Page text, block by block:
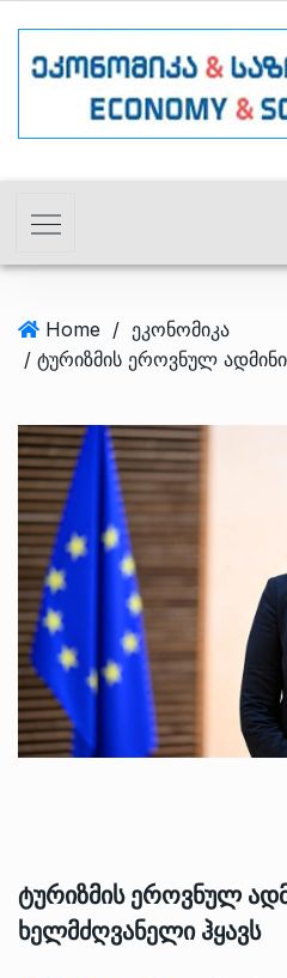
Home / ეკონომიკა
ტურიზმის ეროვნულ
ხელმძღვანელი ჰყავს